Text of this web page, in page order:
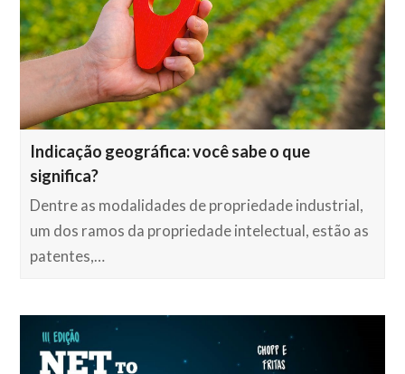
Indicação geográfica: você sabe o que
significa?
Dentre as modalidades de propriedade industrial,
um dos ramos da propriedade intelectual, estão as
patentes,…